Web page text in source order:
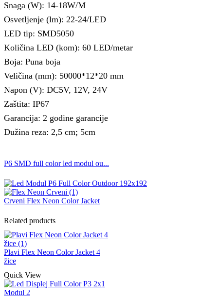
Snaga (W): 14-18W/M
Osvetljenje (lm): 22-24/LED
LED tip: SMD5050
Količina LED (kom): 60 LED/metar
Boja: Puna boja
Veličina (mm): 50000*12*20 mm
Napon (V): DC5V, 12V, 24V
Zaštita: IP67
Garancija: 2 godine garancije
Dužina reza: 2,5 cm; 5cm
P6 SMD full color led modul ou...
Crveni Flex Neon Color Jacket
Related products
Plavi Flex Neon Color Jacket 4
žice
Quick View